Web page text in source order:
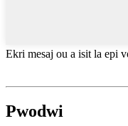
Ekri mesaj ou a isit la epi
Pwodwi